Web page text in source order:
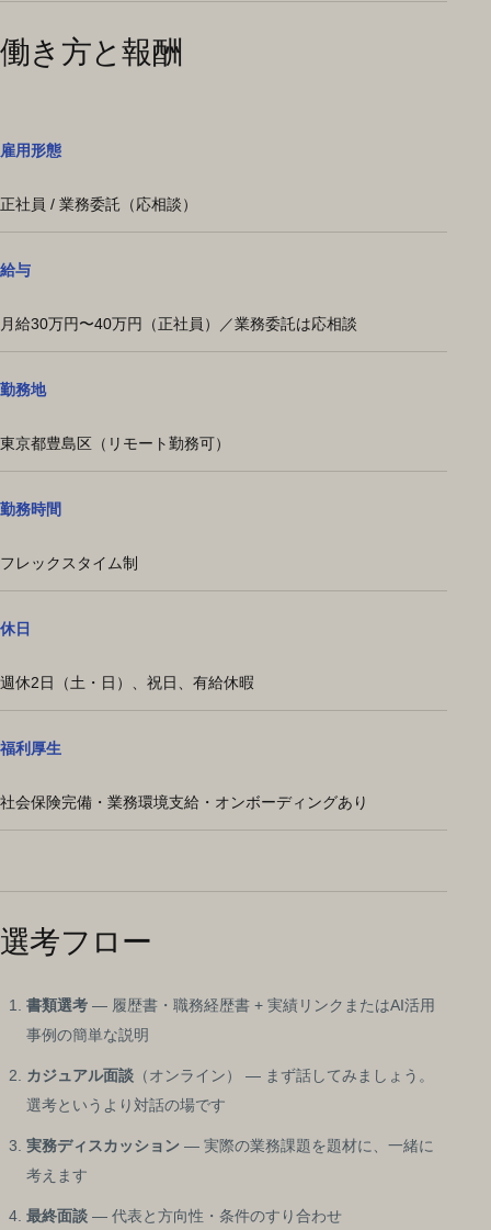
働き方と報酬
雇用形態
正社員 / 業務委託（応相談）
給与
月給30万円〜40万円（正社員）／業務委託は応相談
勤務地
東京都豊島区（リモート勤務可）
勤務時間
フレックスタイム制
休日
週休2日（土・日）、祝日、有給休暇
福利厚生
社会保険完備・業務環境支給・オンボーディングあり
選考フロー
書類選考 — 履歴書・職務経歴書 + 実績リンクまたはAI活用
事例の簡単な説明
カジュアル面談 （オンライン） — まず話してみましょう。
選考というより対話の場です
実務ディスカッション — 実際の業務課題を題材に、一緒に
考えます
最終面談 — 代表と方向性・条件のすり合わせ